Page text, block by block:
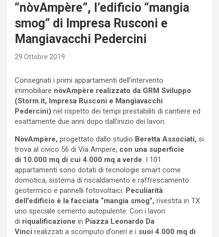
“nòvAmpère”, l’edificio “mangia
smog” di Impresa Rusconi e
Mangiavacchi Pedercini
29 Ottobre 2019
Consegnati i primi appartamenti dell’intervento
immobiliare nòvAmpère realizzato da GRM Sviluppo
(Storm.it, Impresa Rusconi e Mangiavacchi
Pedercini) nel rispetto dei tempi prestabiliti di cantiere ed
esattamente due anni dopo dall’inizio dei lavori.
NòvAmpère, progettato dallo studio Beretta Associati, si
trova al civico 56 di Via Ampere, con una superficie
di 10.000 mq di cui 4.000 mq a verde. I 101
appartamenti sono dotati di tecnologie smart come
domotica, sistema di riscaldamento e raffrescamento
geotermico e pannelli fotovoltaici. Peculiarità
dell’edificio è la facciata “mangia smog”, rivestita in TX
uno speciale cemento autopulente. Con i lavori
di riqualificazione in Piazza Leonardo Da
Vinci realizzati a scomputo d’oneri e i suoi 4.000 mq di